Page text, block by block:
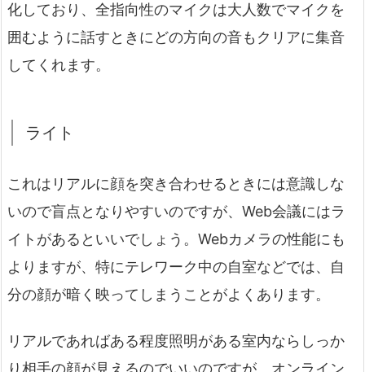
化しており、全指向性のマイクは大人数でマイクを
囲むように話すときにどの方向の音もクリアに集音
してくれます。
ライト
これはリアルに顔を突き合わせるときには意識しな
いので盲点となりやすいのですが、Web会議にはラ
イトがあるといいでしょう。Webカメラの性能にも
よりますが、特にテレワーク中の自室などでは、自
分の顔が暗く映ってしまうことがよくあります。
リアルであればある程度照明がある室内ならしっか
り相手の顔が見えるのでいいのですが、オンライン